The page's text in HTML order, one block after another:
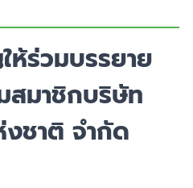
ห้ร่วมบรรยาย
สมาชิกบริษัท
ชาติ จำกัด